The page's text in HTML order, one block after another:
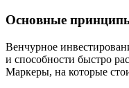
Основные
Венчурное
и способности быстро
Маркеры, на которые